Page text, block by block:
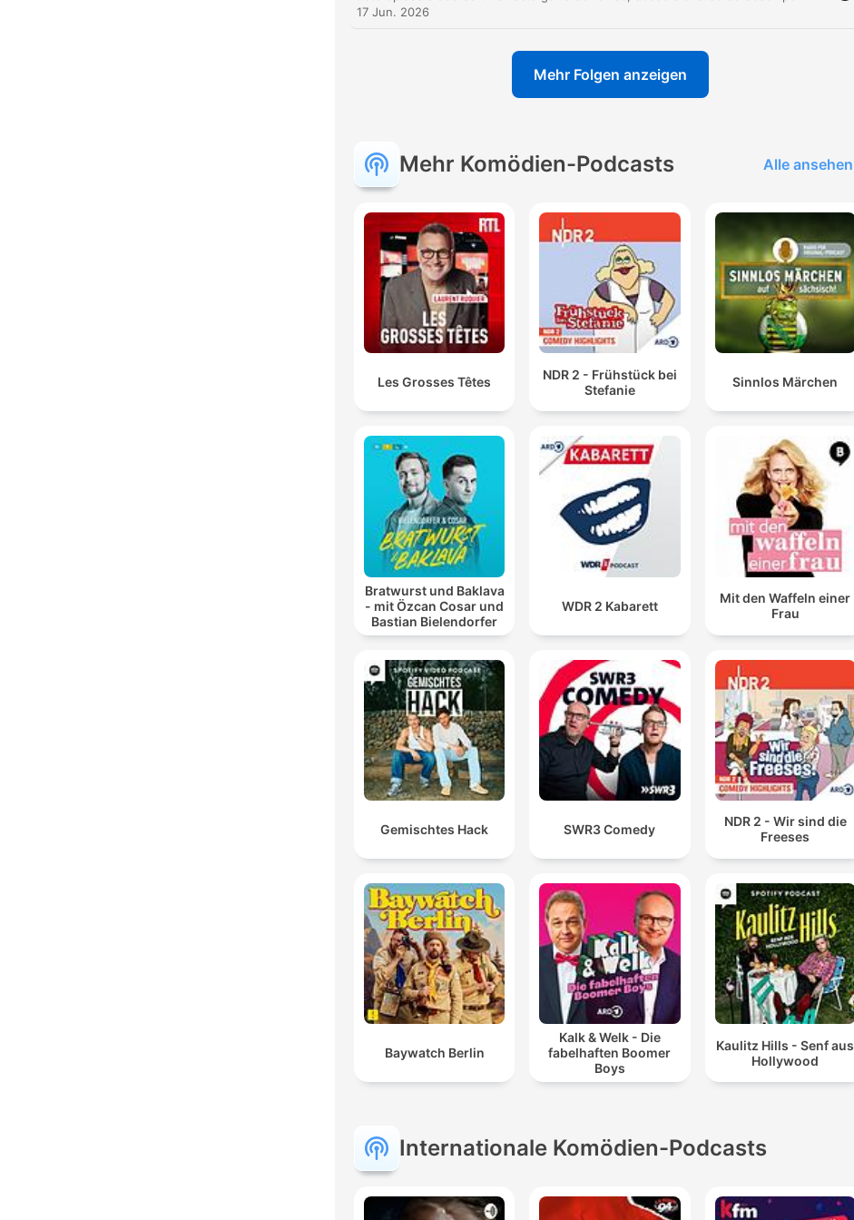
17 Jun. 2026
Mehr Folgen anzeigen
Mehr Komödien-Podcasts Alle ansehen
Les Grosses Têtes
NDR 2 - Frühstück bei
Stefanie
Sinnlos Märchen
Bratwurst und Baklava
- mit Özcan Cosar und
Bastian Bielendorfer
WDR 2 Kabarett
Mit den Waffeln einer
Frau
Gemischtes Hack SWR3 Comedy
NDR 2 - Wir sind die
Freeses
Baywatch Berlin
Kalk & Welk - Die
fabelhaften Boomer
Boys
Kaulitz Hills - Senf aus
Hollywood
Internationale Komödien-Podcasts